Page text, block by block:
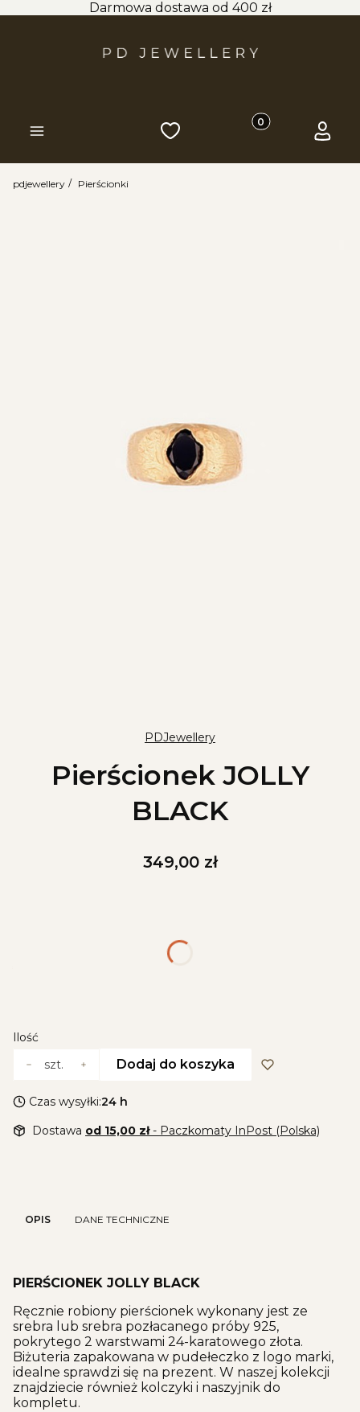
Darmowa dostawa od 400 zł
Menu Ulubione Produkty w
Koszyk Zaloguj
pdjewellery Pierścionki
PDJewellery
Pierścionek JOLLY
BLACK
Cena
349,00 zł
Ilość
szt.
Dodaj do koszyka
Czas wysyłki:24 h
Dostawa od 15,00 zł- Paczkomaty InPost (Polska)
OPIS DANE TECHNICZNE
PIERŚCIONEK JOLLY BLACK
Ręcznie robiony pierścionek wykonany jest ze
srebra lub srebra pozłacanego próby 925,
pokrytego 2 warstwami 24-karatowego złota.
Biżuteria zapakowana w pudełeczko z logo marki,
idealne sprawdzi się na prezent. W naszej kolekcji
znajdziecie również kolczyki i naszyjnik do
kompletu.